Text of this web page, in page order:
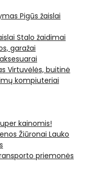
Pigūs žaislai
Stalo žaidimai
garažai
Virtuvėlės, buitinė
kompiuteriai
kainomis!
Žiūronai Lauko
priemonės